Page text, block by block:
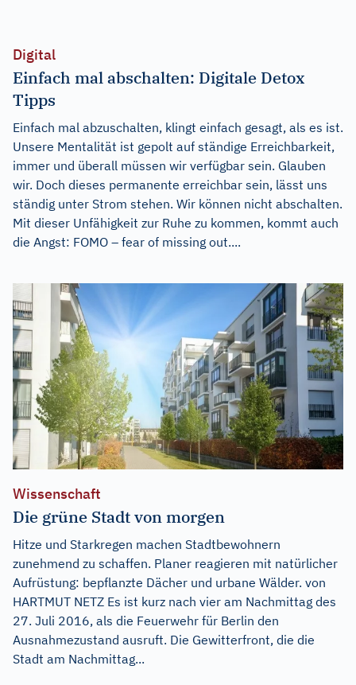
Digital
Einfach mal abschalten: Digitale Detox
Tipps
Einfach mal abzuschalten, klingt einfach gesagt, als es ist.
Unsere Mentalität ist gepolt auf ständige Erreichbarkeit,
immer und überall müssen wir verfügbar sein. Glauben
wir. Doch dieses permanente erreichbar sein, lässt uns
ständig unter Strom stehen. Wir können nicht abschalten.
Mit dieser Unfähigkeit zur Ruhe zu kommen, kommt auch
die Angst: FOMO – fear of missing out....
Wissenschaft
Die grüne Stadt von morgen
Hitze und Starkregen machen Stadtbewohnern
zunehmend zu schaffen. Planer reagieren mit natürlicher
Aufrüstung: bepflanzte Dächer und urbane Wälder. von
HARTMUT NETZ Es ist kurz nach vier am Nachmittag des
27. Juli 2016, als die Feuerwehr für Berlin den
Ausnahmezustand ausruft. Die Gewitterfront, die die
Stadt am Nachmittag...